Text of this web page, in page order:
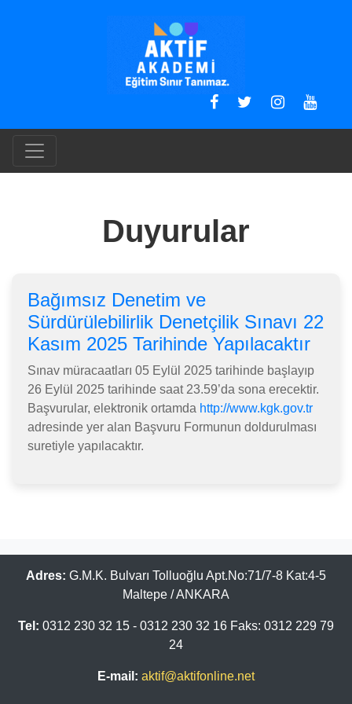
Duyurular
Bağımsız Denetim ve
Sürdürülebilirlik Denetçilik Sınavı 22
Kasım 2025 Tarihinde Yapılacaktır
Sınav müracaatları 05 Eylül 2025 tarihinde başlayıp
26 Eylül 2025 tarihinde saat 23.59’da sona erecektir.
Başvurular, elektronik ortamda http://www.kgk.gov.tr
adresinde yer alan Başvuru Formunun doldurulması
suretiyle yapılacaktır.
Adres: G.M.K. Bulvarı Tolluoğlu Apt.No:71/7-8 Kat:4-5
Maltepe / ANKARA
Tel: 0312 230 32 15 - 0312 230 32 16 Faks: 0312 229 79
24
E-mail: aktif@aktifonline.net